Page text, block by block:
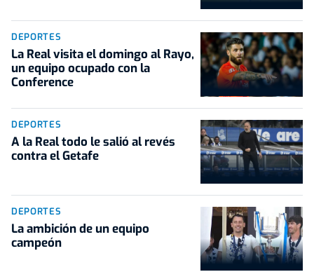
DEPORTES
La Real visita el domingo al Rayo,
un equipo ocupado con la
Conference
DEPORTES
A la Real todo le salió al revés
contra el Getafe
DEPORTES
La ambición de un equipo
campeón